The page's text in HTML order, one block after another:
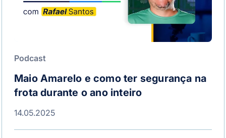
Podcast
Maio Amarelo e como ter segurança na
frota durante o ano inteiro
14.05.2025